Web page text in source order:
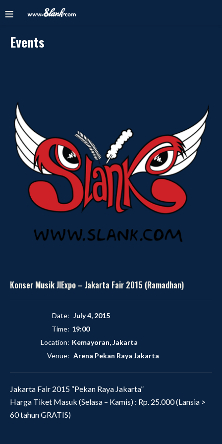
Events
Konser Musik JIExpo – Jakarta Fair 2015 (Ramadhan)
Date: July 4, 2015
Time: 19:00
Location: Kemayoran, Jakarta
Venue: Arena Pekan Raya Jakarta
Jakarta Fair 2015 “Pekan Raya Jakarta”
Harga Tiket Masuk (Selasa – Kamis) : Rp. 25.000 (Lansia >
60 tahun GRATIS)